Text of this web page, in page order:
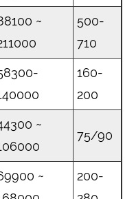
~
500-
710
160-
200
~
75/90
~
200-